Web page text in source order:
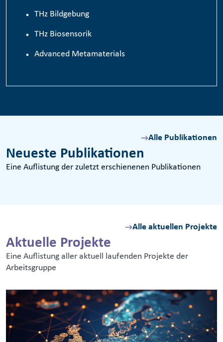
THz Bildgebung
THz Biosensorik
Advanced Metamaterials
Neueste Publikationen
Eine Auflistung der zuletzt erschienenen Publikationen
Alle Publikationen
Aktuelle Projekte
Eine Auflistung aller aktuell laufenden Projekte der
Arbeitsgruppe
Alle aktuellen Projekte